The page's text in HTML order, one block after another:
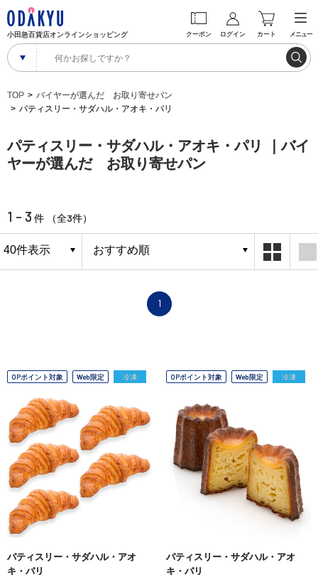
小田急百貨店オンラインショッピング クーポン ログイン カート メニュー
TOP
バイヤーが選んだ お取り寄せパン
パティスリー・サダハル・アオキ・パリ
パティスリー・サダハル・アオキ・パリ ｜バイ
ヤーが選んだ お取り寄せパン
1 - 3 件 （全3件）
1
OPポイント対象 Web限定 冷凍
パティスリー・サダハル・アオ
キ・パリ
OPポイント対象 Web限定 冷凍
パティスリー・サダハル・アオ
キ・パリ